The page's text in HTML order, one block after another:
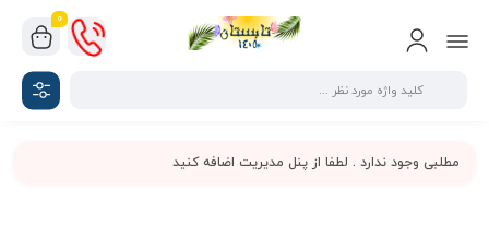
0
مطلبی وجود ندارد . لطفا از پنل مدیریت اضافه کنید